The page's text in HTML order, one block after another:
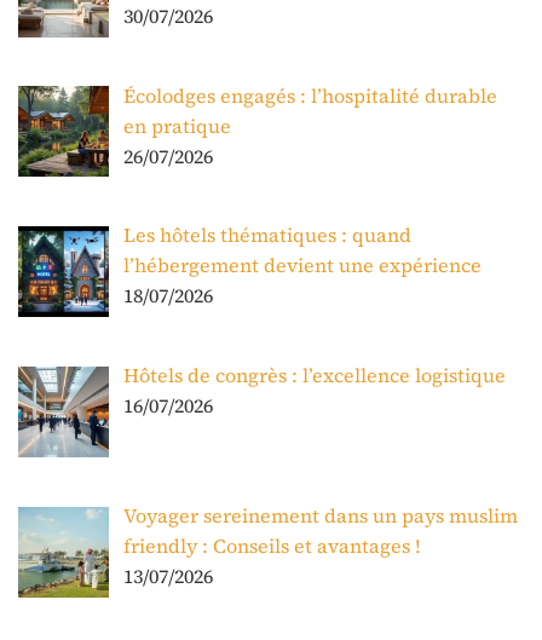
30/07/2026
Écolodges engagés : l’hospitalité durable
en pratique
26/07/2026
Les hôtels thématiques : quand
l’hébergement devient une expérience
18/07/2026
Hôtels de congrès : l’excellence logistique
16/07/2026
Voyager sereinement dans un pays muslim
friendly : Conseils et avantages !
13/07/2026